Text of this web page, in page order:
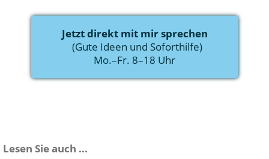
Jetzt direkt mit mir sprechen
  (Gute Ideen und Soforthilfe)
Mo.–Fr. 8–18 Uhr
Lesen Sie auch ...